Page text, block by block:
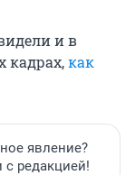
и в
кадрах,как
явление?
редакцией!